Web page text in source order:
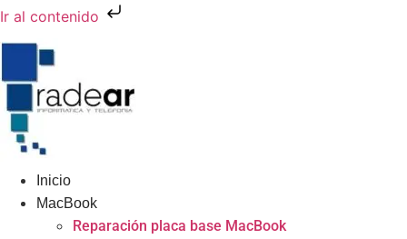
Ir al contenido
Inicio
MacBook
Reparación placa base MacBook